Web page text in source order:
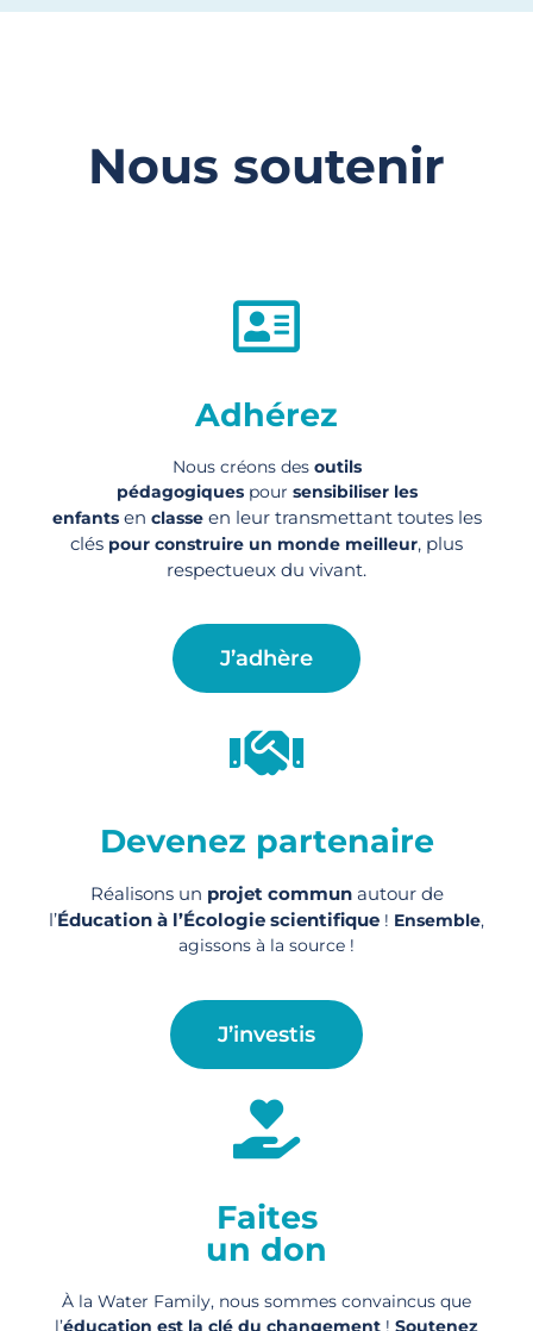
Nous soutenir
Adhérez
Nous créons des outils
pédagogiquespour sensibiliser les
enfantsen classeen leur transmettant toutes les
clés pour construire un monde meilleur, plus
respectueux du vivant.
J’adhère
Devenez partenaire
Réalisons un projet communautour de
l’Éducation à l’Écologie scientifique ! Ensemble,
agissons à la source !
J’investis
Faites
un don
À la Water Family, nous sommes convaincus que
l’éducation est la clé du changement ! Soutenez